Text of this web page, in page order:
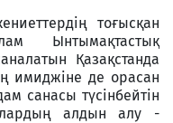
тоғысқан
Ынтымақтастық
Қазақстанда
имиджіне де орасан
санасы түсінбейтін
алдын алу -